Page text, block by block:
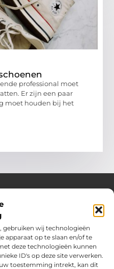
gebruiken wij technologieën
apparaat op te slaan en/of te
deze technologieën kunnen
ID's op deze site verwerken.
toestemming intrekt, kan dit
professional moet
Er zijn een paar
moet houden bij het
beslissingen
vol toepasbare tips,
Alles wat je nodig
keuzes te maken in het